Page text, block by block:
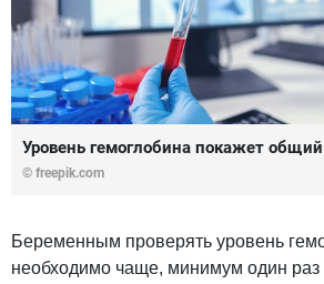
Уровень гемоглобина покажет
© freepik.com
Беременным проверять уровень
необходимо чаще, минимум один раз